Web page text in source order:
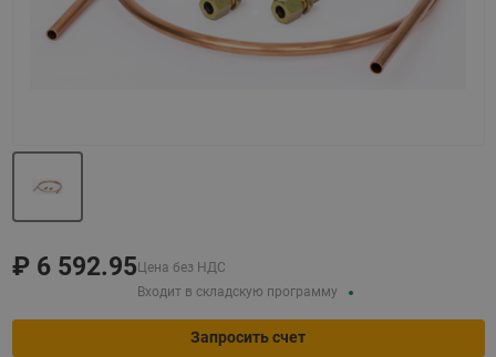
₽ 6 592.95 Цена без НДС
Входит в складскую программу
Запросить счет